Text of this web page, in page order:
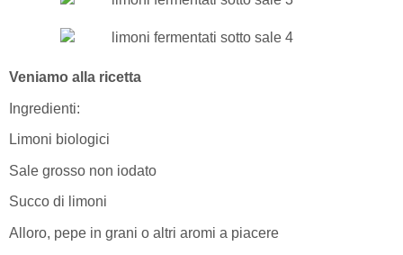
Veniamo alla ricetta
Ingredienti:
Limoni biologici
Sale grosso non iodato
Succo di limoni
Alloro, pepe in grani o altri aromi a piacere